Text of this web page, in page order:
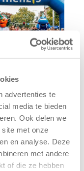
advertenties te
media te bieden
Ook delen we
met onze
en analyse. Deze
met andere
of die ze hebben
First
de Mini 4
tijdens de
4 Mijl
Groningen
2026